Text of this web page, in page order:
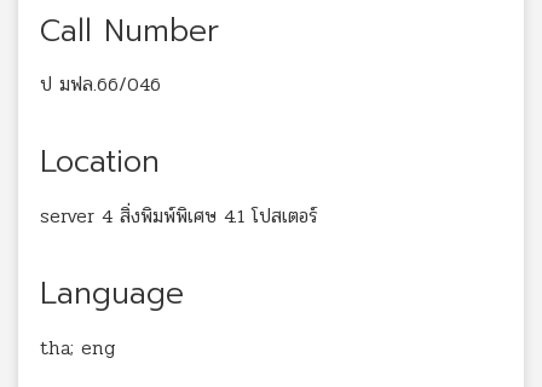
Call Number
ป มฟล.66/046
Location
server 4 สิ่งพิมพ์พิเศษ 4.1 โปสเตอร์
Language
tha; eng